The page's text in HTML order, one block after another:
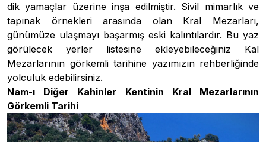
dik yamaçlar üzerine inşa edilmiştir. Sivil mimarlık ve
tapınak örnekleri arasında olan Kral Mezarları,
günümüze ulaşmayı başarmış eski kalıntılardır. Bu yaz
görülecek yerler listesine ekleyebileceğiniz Kal
Mezarlarının görkemli tarihine yazımızın rehberliğinde
yolculuk edebilirsiniz.
Nam-ı Diğer Kahinler Kentinin Kral Mezarlarının
Görkemli Tarihi